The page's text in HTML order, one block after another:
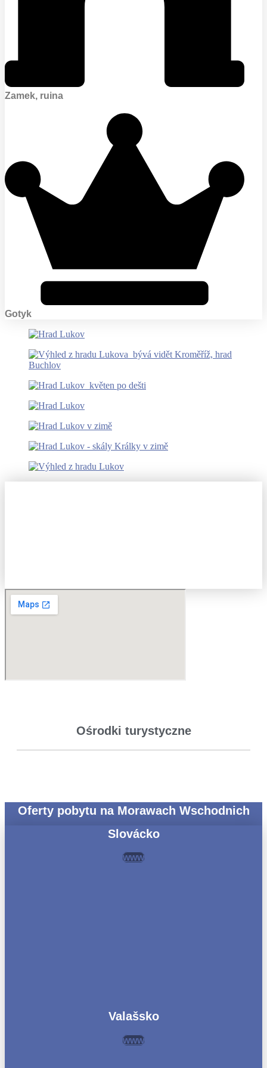
Zamek, ruina
Gotyk
Ośrodki turystyczne
Oferty pobytu na Morawach Wschodnich
Slovácko
www
Valašsko
www